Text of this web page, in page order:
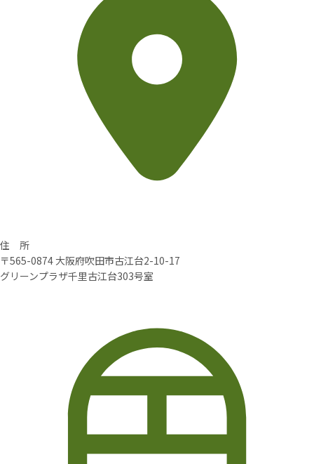
住 所
〒565-0874 大阪府吹田市古江台2-10-17
グリーンプラザ千里古江台303号室